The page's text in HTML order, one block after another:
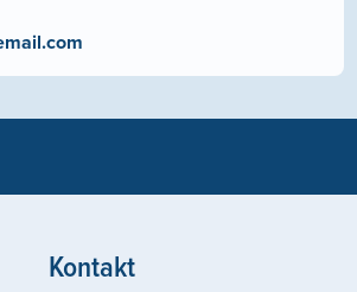
Kontakt